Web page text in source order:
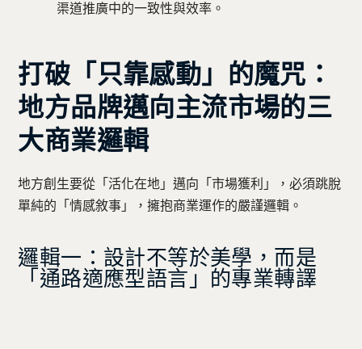
渠道推廣中的一致性與效率。
打破「只靠感動」的魔咒：
地方品牌邁向主流市場的三
大商業邏輯
地方創生要從「活化在地」邁向「市場獲利」，必須跳脫
單純的「情感敘事」，擁抱商業運作的嚴謹邏輯。
邏輯一：設計不等於美學，而是
「通路適應型語言」的專業轉譯